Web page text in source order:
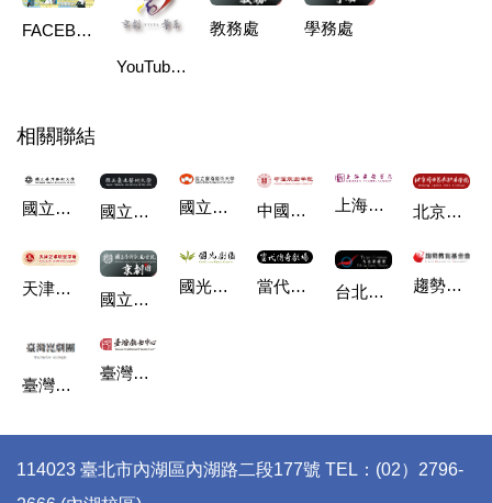
FACEBOOK粉絲專頁：京戲是何戲
YouTube粉絲頁：京劇學系
教務處 學務處
相關聯結
國立臺灣藝術大學 國立臺北藝術大學 國立臺南藝術大學 中國戲曲學院 上海戲劇學院 北京戲曲藝術職業學院
天津藝術職業學院
國立臺灣戲曲學院京劇團
國光劇團 當代傳奇劇場 台北新劇團 趨勢教育基金會
臺灣崑劇團
臺灣戲曲中心
114023 臺北市內湖區內湖路二段177號 TEL：(02）2796-